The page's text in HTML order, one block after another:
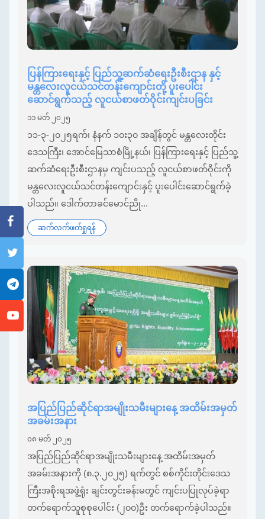
ပြန်ကြားရေးနှင့် ပြည်သူ့ဆက်ဆံရေးဦးစီးဌာန နှင့်
မန္တလေးလူငယ်သင်တန်းကျောင်းတို့ ပူးပေါင်း
ဆောင်ရွက်သည့် လူငယ်စာဖတ်ဝိုင်းကျင်းပခြင်း
၁၁ မတ် ၂၀၂၅
၁၁-၃-၂၀၂၅ရက်၊ နံနက် ၁၀း၃၀ အချိန်တွင် မန္တလေးတိုင်း
ဒေသကြီး၊ အောင်မြေသာစံမြို့နယ်၊ ပြန်ကြားရေးနှင့် ပြည်သူ့
ဆက်ဆံရေးဦးစီးဌာနမှ ကျင်းပသည့် လူငယ်စာဖတ်ဝိုင်းကို
မန္တလေးလူငယ်သင်တန်းကျောင်းနှင့် ပူးပေါင်းဆောင်ရွက်ခဲ့
ပါသည်။ ဒေါက်တာခင်မောင်ညို...
ဆက်လက်ဖတ်ရှုရန်
အပြည်ပြည်ဆိုင်ရာအမျိုးသမီးများနေ့ အထိမ်းအမှတ်
အခမ်းအနား
၀၈ မတ် ၂၀၂၅
အပြည်ပြည်ဆိုင်ရာအမျိုးသမီးများနေ့ အထိမ်းအမှတ်
အခမ်းအနားကို (၈.၃.၂၀၂၅) ရက်တွင် စစ်ကိုင်းတိုင်းဒေသ
ကြီးအစိုးရအဖွဲ့ရုံး ချင်းတွင်းခန်းမတွင် ကျင်းပပြုလုပ်ခဲ့ရာ
တက်ရောက်သူစုစုပေါင်း (၂၀၀)ဦး တက်ရောက်ခဲ့ပါသည်။